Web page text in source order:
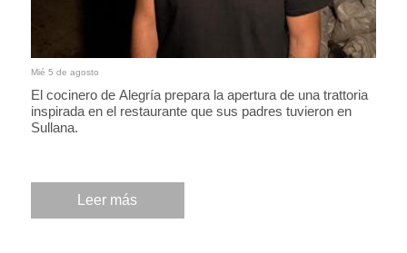
Mié 5 de agosto
El cocinero de Alegría prepara la apertura de una trattoria
inspirada en el restaurante que sus padres tuvieron en
Sullana.
Leer más